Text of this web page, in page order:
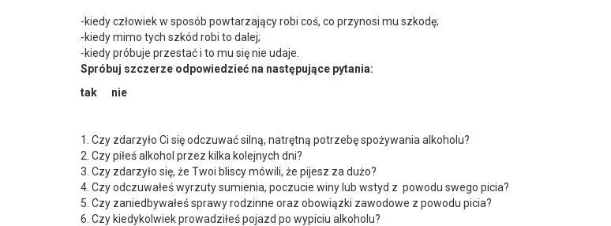
-kiedy człowiek w sposób powtarzający robi coś, co przynosi mu szkodę;
-kiedy mimo tych szkód robi to dalej;
-kiedy próbuje przestać i to mu się nie udaje.
Spróbuj szczerze odpowiedzieć na następujące pytania:
tak nie
1. Czy zdarzyło Ci się odczuwać silną, natrętną potrzebę spożywania alkoholu?
2. Czy piłeś alkohol przez kilka kolejnych dni?
3. Czy zdarzyło się, że Twoi bliscy mówili, że pijesz za dużo?
4. Czy odczuwałeś wyrzuty sumienia, poczucie winy lub wstyd z powodu swego picia?
5. Czy zaniedbywałeś sprawy rodzinne oraz obowiązki zawodowe z powodu picia?
6. Czy kiedykolwiek prowadziłeś pojazd po wypiciu alkoholu?